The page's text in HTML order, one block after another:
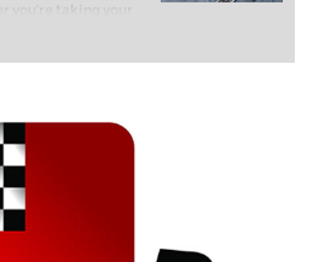
taking your
chess, or already
with FRITZ, you can
and with a